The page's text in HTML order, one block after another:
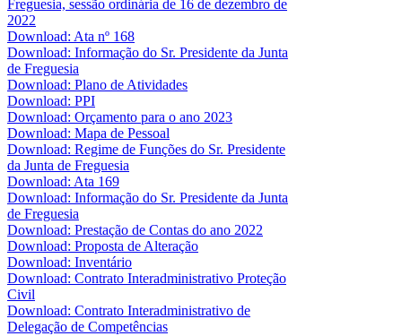
Freguesia, sessão ordinária de 16 de dezembro de
2022
Download: Ata nº 168
Download: Informação do Sr. Presidente da Junta
de Freguesia
Download: Plano de Atividades
Download: PPI
Download: Orçamento para o ano 2023
Download: Mapa de Pessoal
Download: Regime de Funções do Sr. Presidente
da Junta de Freguesia
Download: Ata 169
Download: Informação do Sr. Presidente da Junta
de Freguesia
Download: Prestação de Contas do ano 2022
Download: Proposta de Alteração
Download: Inventário
Download: Contrato Interadministrativo Proteção
Civil
Download: Contrato Interadministrativo de
Delegação de Competências